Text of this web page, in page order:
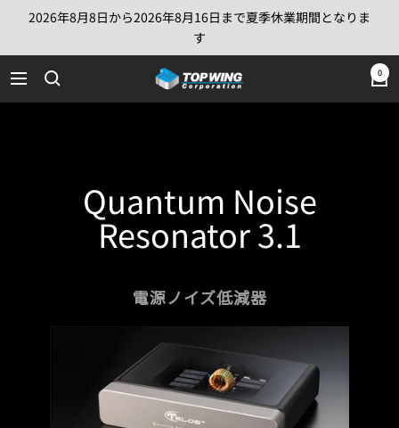
テ
ン
ツ
2026年8月8日から2026年8月16日まで夏季休業期間となりま
す
ナ
ビ
TOP
WING
0
Quantum Noise
Resonator 3.1
電源ノイズ低減器